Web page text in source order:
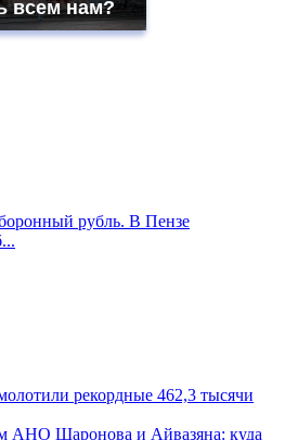
всем нам?
рубль. В Пензе
рекордные 462,3 тысячи